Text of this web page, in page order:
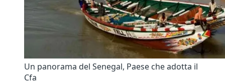
Un panorama del Senegal, Paese che adotta il
Cfa